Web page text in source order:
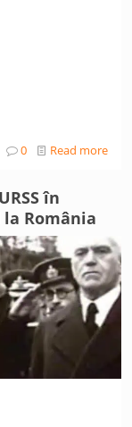
0 Read more
în
România